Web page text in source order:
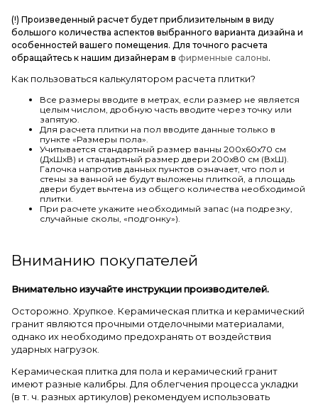
(!) Произведенный расчет будет приблизительным в виду
большого количества аспектов выбранного варианта дизайна и
особенностей вашего помещения. Для точного расчета
обращайтесь к нашим дизайнерам в фирменные салоны.
Как пользоваться калькулятором расчета плитки?
Все размеры вводите в метрах, если размер не является
целым числом, дробную часть вводите через точку или
запятую.
Для расчета плитки на пол вводите данные только в
пункте «Размеры пола».
Учитывается стандартный размер ванны 200х60х70 см
(ДхШхВ) и стандартный размер двери 200х80 см (ВхШ).
Галочка напротив данных пунктов означает, что пол и
стены за ванной не будут выложены плиткой, а площадь
двери будет вычтена из общего количества необходимой
плитки.
При расчете укажите необходимый запас (на подрезку,
случайные сколы, «подгонку»).
Вниманию покупателей
Внимательно изучайте инструкции производителей.
Осторожно. Хрупкое. Керамическая плитка и керамический
гранит являются прочными отделочными материалами,
однако их необходимо предохранять от воздействия
ударных нагрузок.
Керамическая плитка для пола и керамический гранит
имеют разные калибры. Для облегчения процесса укладки
(в т. ч. разных артикулов) рекомендуем использовать